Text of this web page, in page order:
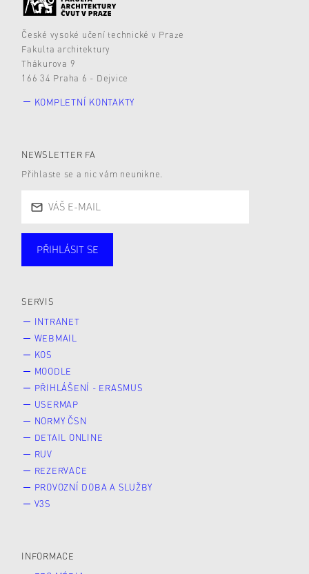
České vysoké učení technické v Praze
Fakulta architektury
Thákurova 9
166 34 Praha 6 - Dejvice
KOMPLETNÍ KONTAKTY
NEWSLETTER FA
Přihlaste se a nic vám neunikne.
PŘIHLÁSIT SE
SERVIS
INTRANET
WEBMAIL
KOS
MOODLE
PŘIHLÁŠENÍ - ERASMUS
USERMAP
NORMY ČSN
DETAIL ONLINE
RUV
REZERVACE
PROVOZNÍ DOBA A SLUŽBY
V3S
INFORMACE